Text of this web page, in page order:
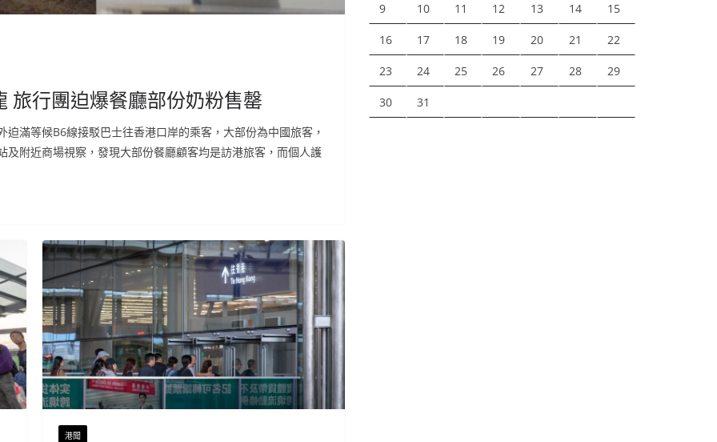
旅行團迫爆餐廳部份奶粉售罄
滿等候B6線接駁巴士往香港口岸的乘客，大部份為中國旅客，
附近商場視察，發現大部份餐廳顧客均是訪港旅客，而個人護
港聞
9 10 11 12 13 14 15
16 17 18 19 20 21 22
23 24 25 26 27 28 29
30 31